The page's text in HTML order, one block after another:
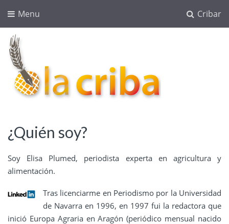
Cribar
Menu
blog agroalimentario
¿Quién soy?
Soy Elisa Plumed, periodista experta en agricultura y
alimentación.
Tras licenciarme en Periodismo por la Universidad
de Navarra en 1996, en 1997 fui la redactora que
inició Europa Agraria en Aragón (periódico mensual nacido